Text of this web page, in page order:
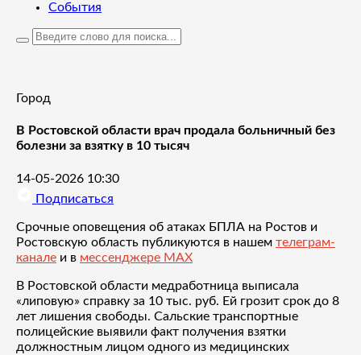
События
Город
В Ростовской области врач продала больничный без
болезни за взятку в 10 тысяч
14-05-2026 10:30
Подписаться
Срочные оповещения об атаках БПЛА на Ростов и
Ростовскую область публикуются в нашем телеграм-
канале и в мессенджере MAX
В Ростовской области медработница выписала
«липовую» справку за 10 тыс. руб. Ей грозит срок до 8
лет лишения свободы. Сальские транспортные
полицейские выявили факт получения взятки
должностным лицом одного из медицинских